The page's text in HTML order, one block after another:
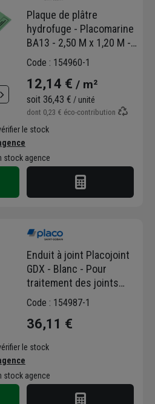
Plaque de plâtre
hydrofuge - Placomarine
BA13 - 2,50 M x 1,20 M -
ép. 12,5 MM
Code : 154960-1
12,14 € / m²
soit 36,43 € / unité
dont 0,23 € éco-contribution
le stock
stock agence
Enduit à joint Placojoint
GDX - Blanc - Pour
traitement des joints
avec bande - Sac de 25
Code : 154987-1
36,11 €
le stock
stock agence